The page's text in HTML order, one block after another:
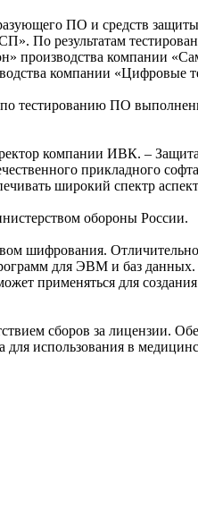
ПО и средств
По результатам
производства компании
компании «Цифровые
тестированию ПО
компании ИВК. –
прикладного
широкий спектр
обороны России.
шифрования.
для ЭВМ и баз
применяться для
сборов за лицензии.
использования в